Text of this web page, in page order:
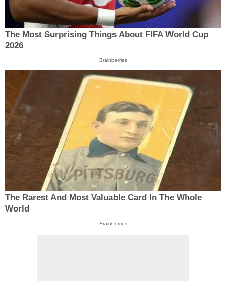
The Most Surprising Things About FIFA World Cup
2026
Brainberries
The Rarest And Most Valuable Card In The Whole
World
Brainberries